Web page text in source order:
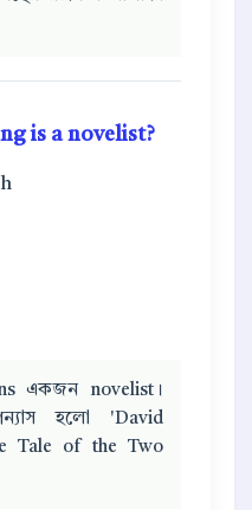
is a novelist?
একজন novelist।
হলো 'David
Tale of the Two